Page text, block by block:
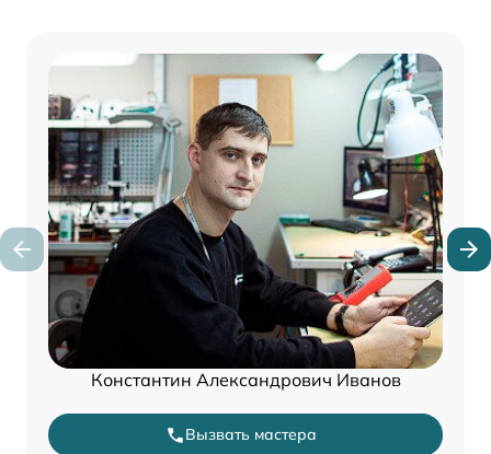
Константин Александрович Иванов
Вызвать мастера